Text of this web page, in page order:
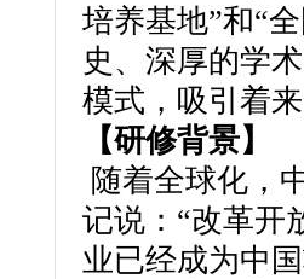
培养基地”和“
史、深厚的学
模式，吸引着
【研修背景】
随着全球化，
记说：“改革开
业已经成为中